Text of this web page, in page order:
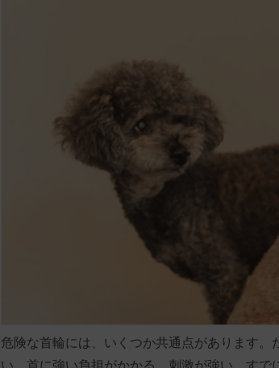
危険な首輪には、いくつか共通点があります
い、首に強い負担がかかる、刺激が強い、す